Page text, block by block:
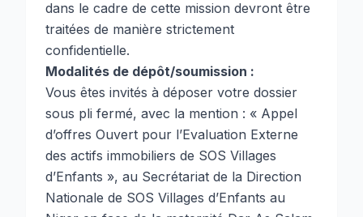
dans le cadre de cette mission devront être
traitées de manière strictement
confidentielle.
Modalités de dépôt/soumission :
Vous êtes invités à déposer votre dossier
sous pli fermé, avec la mention : « Appel
d’offres Ouvert pour l’Evaluation Externe
des actifs immobiliers de SOS Villages
d’Enfants », au Secrétariat de la Direction
Nationale de SOS Villages d’Enfants au